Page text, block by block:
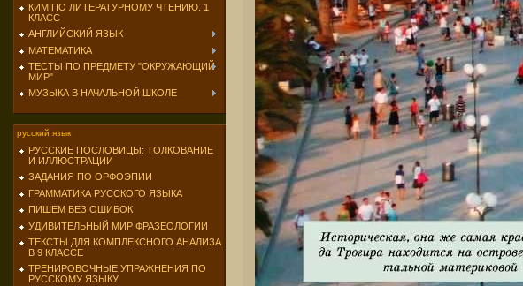
КИМ ПО ЛИТЕРАТУРНОМУ ЧТЕНИЮ. 1
КЛАСС
АНГЛИЙСКИЙ ЯЗЫК
МАТЕМАТИКА
ТЕСТЫ ПО ПРЕДМЕТУ "ОКРУЖАЮЩИЙ
МИР"
МУЗЫКА В НАЧАЛЬНОЙ ШКОЛЕ
русский язык
РУССКИЕ ПОСЛОВИЦЫ: ТОЛКОВАНИЕ
И ИЛЛЮСТРАЦИИ
ЗАДАНИЯ ПО ОРФОЭПИИ
ГРАММАТИКА РУССКОГО ЯЗЫКА
ПИШЕМ БЕЗ ОШИБОК
УДИВИТЕЛЬНЫЙ МИР ФРАЗЕОЛОГИИ
ТЕКСТЫ ДЛЯ КОМПЛЕКСНОГО АНАЛИЗА
В 9 КЛАССЕ
ТРЕНИРОВОЧНЫЕ УПРАЖНЕНИЯ ПО
РУССКОМУ ЯЗЫКУ